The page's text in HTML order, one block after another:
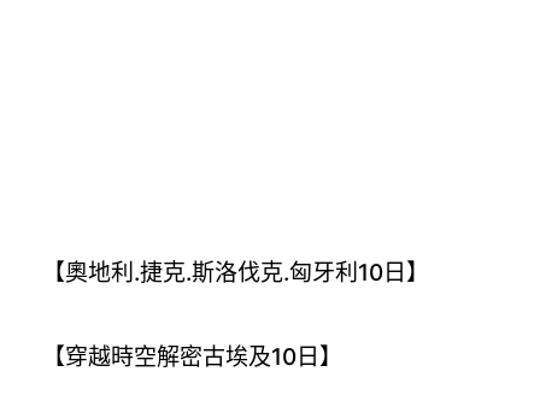
【奧地利.捷克.斯洛伐克.匈牙利10日】
【穿越時空解密古埃及10日】